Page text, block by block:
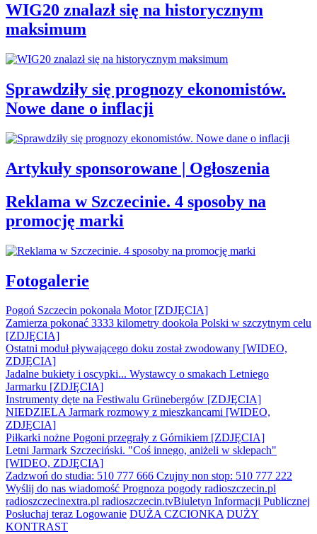
WIG20 znalazł się na historycznym
maksimum
Sprawdziły się prognozy ekonomistów.
Nowe dane o inflacji
Artykuły sponsorowane | Ogłoszenia
Reklama w Szczecinie. 4 sposoby na
promocję marki
Fotogalerie
Pogoń Szczecin pokonała Motor [ZDJĘCIA]
Zamierza pokonać 3333 kilometry dookoła Polski w szczytnym celu
[ZDJĘCIA]
Ostatni moduł pływającego doku został zwodowany [WIDEO,
ZDJĘCIA]
Jadalne bukiety i oscypki... Wystawcy o smakach Letniego
Jarmarku [ZDJĘCIA]
Instrumenty dęte na Festiwalu Grünebergów [ZDJĘCIA]
NIEDZIELA Jarmark rozmowy z mieszkancami [WIDEO,
ZDJĘCIA]
Piłkarki nożne Pogoni przegrały z Górnikiem [ZDJĘCIA]
Letni Jarmark Szczeciński. "Coś innego, aniżeli w sklepach"
[WIDEO, ZDJĘCIA]
Zadzwoń do studia: 510 777 666 Czujny non stop: 510 777 222
Wyślij do nas wiadomość Prognoza pogody radioszczecin.pl
radioszczecinextra.pl radioszczecin.tvBiuletyn Informacji Publicznej
Posłuchaj teraz Logowanie DUŻA CZCIONKA DUŻY
KONTRAST